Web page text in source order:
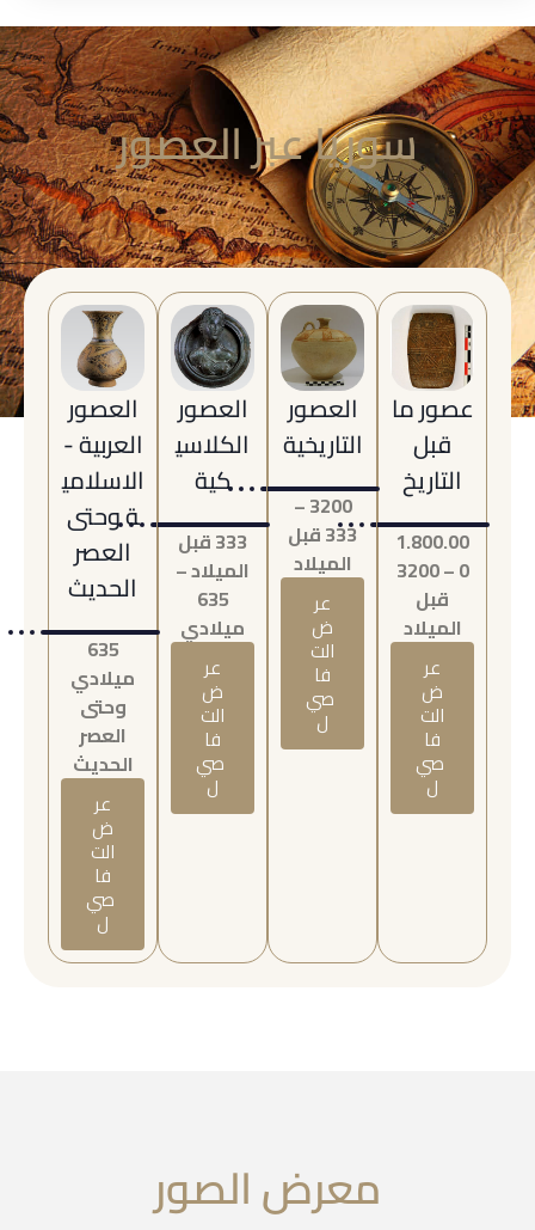
سوريا عبر العصور
عصور ما
قبل
التاريخ
1.800.00
0 – 3200
قبل
الميلاد
عر
ض
الت
فا
صي
ل
العصور
التاريخية
3200 –
333 قبل
الميلاد
عر
ض
الت
فا
صي
ل
العصور
الكلاسي
كية
333 قبل
الميلاد –
635
ميلادي
عر
ض
الت
فا
صي
ل
العصور
العربية -
الاسلامي
ة وحتى
العصر
الحديث
635
ميلادي
وحتى
العصر
الحديث
عر
ض
الت
فا
صي
ل
معرض الصور